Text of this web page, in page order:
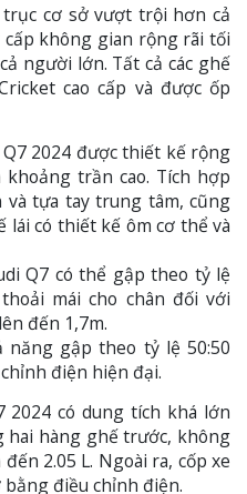
cơ sở vượt trội hơn cả
cấp không gian rộng rãi tối
người lớn. Tất cả các ghế
cao cấp và được ốp
2024 được thiết kế rộng
trần cao. Tích hợp
tựa tay trung tâm, cũng
lái có thiết kế ôm cơ thể và
Q7 có thể gập theo tỷ lệ
mái cho chân đối với
đến 1,7m.
năng gập theo tỷ lệ 50:50
điện hiện đại.
2024 có dung tích khá lớn
hai hàng ghế trước, không
2.05 L. Ngoài ra, cốp xe
điều chỉnh điện.